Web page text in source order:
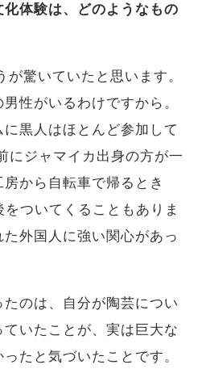
体験は、どのようなもの
が驚いていたと思います。
性がいるわけですから。
黒人はほとんど参加して
にジャマイカ出身の方が一
から自転車で帰るとき
ついてくることもありま
外国人に強い関心があっ
のは、自分が陶芸につい
いたことが、実は巨大な
たと気づいたことです。